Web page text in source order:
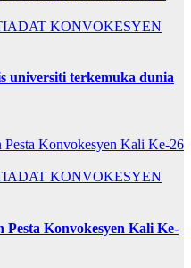
KONVOKESYEN
universiti terkemuka dunia
KONVOKESYEN
Konvokesyen Kali Ke-